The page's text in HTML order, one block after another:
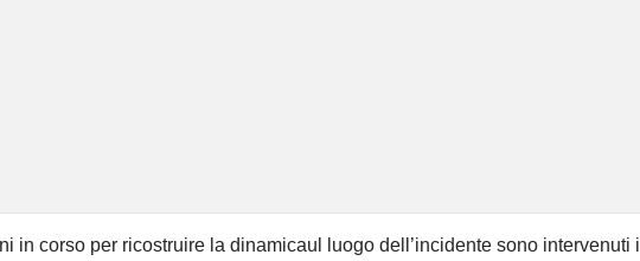
in corso per ricostruire la dinamicaul luogo dell’incidente sono intervenuti i